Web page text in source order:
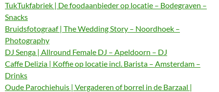
TukTukfabriek | De foodaanbieder op locatie – Bodegraven –
Snacks
Bruidsfotograaf | The Wedding Story – Noordhoek –
Photography
DJ Senga | Allround Female DJ – Apeldoorn – DJ
Caffe Delizia | Koffie op locatie incl. Barista – Amsterdam –
Drinks
Oude Parochiehuis | Vergaderen of borrel in de Barzaal |